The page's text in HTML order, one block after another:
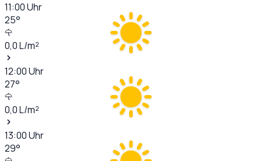
11:00Uhr
25°
0,0L/m²
12:00Uhr
27°
0,0L/m²
13:00Uhr
29°